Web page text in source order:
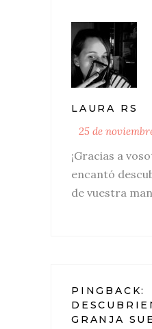
LAURA RS
25 de
¡Gracias a
encantó
de vuestra
PINGBACK:
GRANJA